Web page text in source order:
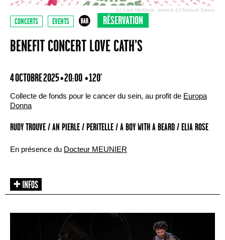
(c) Lara Herbinia, artwork (c) Arnaud Savoy
CONCERTS EVENTS RÉSERVATION
BENEFIT CONCERT LOVE CATH’S
4 OCTOBRE 2025 • 20:00 • 120'
Collecte de fonds pour le cancer du sein, au profit de Europa
Donna
RUDY TROUVE / AN PIERLE / PERITELLE / A BOY WITH A BEARD / ELIA ROSE
En présence du Docteur MEUNIER